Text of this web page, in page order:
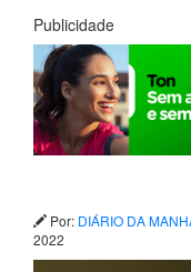
Publicidade
Por: DIÁRIO DA
2022